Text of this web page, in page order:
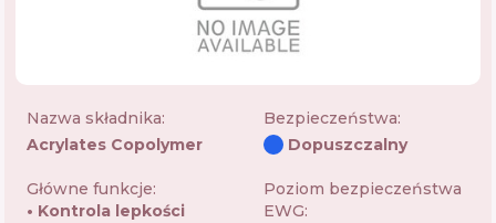
Nazwa składnika:
Acrylates Copolymer
Bezpieczeństwa:
Dopuszczalny
Główne funkcje:
Kontrola lepkości
Poziom bezpieczeństwa
EWG: